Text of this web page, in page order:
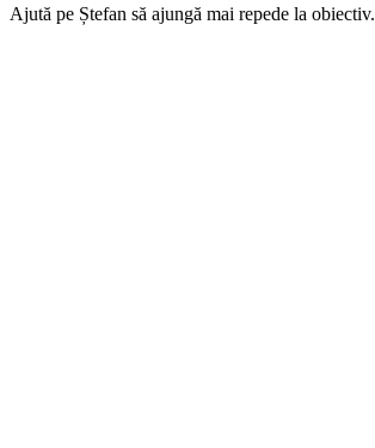
Ajută pe Ștefan să ajungă mai repede la obiectiv.